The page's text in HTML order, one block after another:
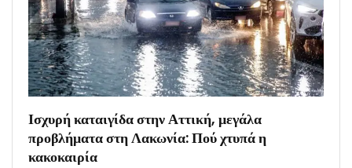
Ισχυρή καταιγίδα στην Αττική, μεγάλα
προβλήματα στη Λακωνία: Πού χτυπά η
κακοκαιρία